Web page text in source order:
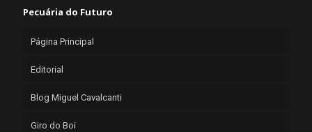
Pecuária do Futuro
Página Principal
Editorial
Blog Miguel Cavalcanti
Giro do Boi